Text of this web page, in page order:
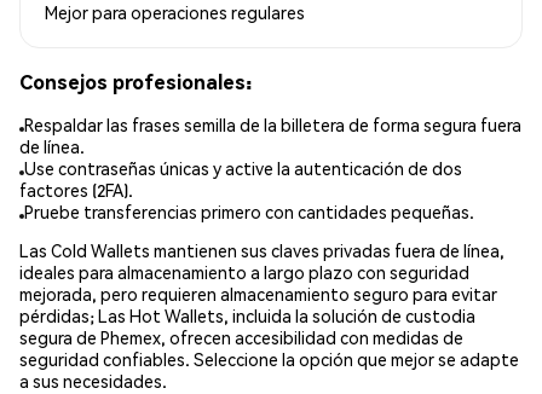
Mejor para operaciones regulares
Consejos profesionales:
Respaldar las frases semilla de la billetera de forma segura fuera
de línea.
Use contraseñas únicas y active la autenticación de dos
factores (2FA).
Pruebe transferencias primero con cantidades pequeñas.
Las Cold Wallets mantienen sus claves privadas fuera de línea,
ideales para almacenamiento a largo plazo con seguridad
mejorada, pero requieren almacenamiento seguro para evitar
pérdidas; Las Hot Wallets, incluida la solución de custodia
segura de Phemex, ofrecen accesibilidad con medidas de
seguridad confiables. Seleccione la opción que mejor se adapte
a sus necesidades.